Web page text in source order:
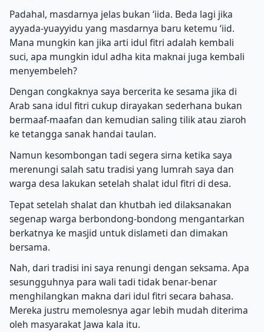
Padahal, masdarnya jelas bukan ‘iida. Beda lagi jika
ayyada-yuayyidu yang masdarnya baru ketemu ‘iid.
Mana mungkin kan jika arti idul fitri adalah kembali
suci, apa mungkin idul adha kita maknai juga kembali
menyembeleh?
Dengan congkaknya saya bercerita ke sesama jika di
Arab sana idul fitri cukup dirayakan sederhana bukan
bermaaf-maafan dan kemudian saling tilik atau ziaroh
ke tetangga sanak handai taulan.
Namun kesombongan tadi segera sirna ketika saya
merenungi salah satu tradisi yang lumrah saya dan
warga desa lakukan setelah shalat idul fitri di desa.
Tepat setelah shalat dan khutbah ied dilaksanakan
segenap warga berbondong-bondong mengantarkan
berkatnya ke masjid untuk dislameti dan dimakan
bersama.
Nah, dari tradisi ini saya renungi dengan seksama. Apa
sesungguhnya para wali tadi tidak benar-benar
menghilangkan makna dari idul fitri secara bahasa.
Mereka justru memolesnya agar lebih mudah diterima
oleh masyarakat Jawa kala itu.